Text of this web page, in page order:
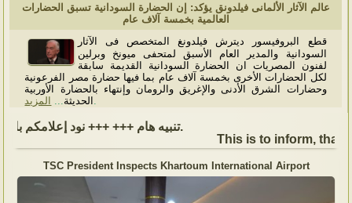
عالم الآثار الألمانى فيلدونق يؤكد: إن الحضارة السودانية تسبق الحضارات
العالمية بخمسة آلاف عام
قطع البروفيسور ديترش فيلدونغ المتخصص فى الآثار
السودانية والمدير العام الأسبق لمتحفى ميونخ وبرلين
لفنون المصريات ان الحضارة السودانية القديمة سابقة
لكل الحضارات الأخرى بخمسة آلاف عام بما فيها حضارة مصر الفرعونية
وحضارات الشرق الأدنى والإغريق والرومان وإنتهاء بالحضارة الأوربية
الحديثة
المزيد
This is to inform, that
TSC President Inspects Khartoum International Airport